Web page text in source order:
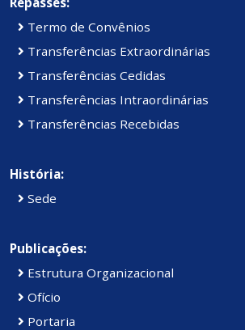
Termo de Convênios
Transferências Extraordinárias
Transferências Cedidas
Transferências Intraordinárias
Transferências Recebidas
História:
Sede
Publicações:
Estrutura Organizacional
Ofício
Portaria